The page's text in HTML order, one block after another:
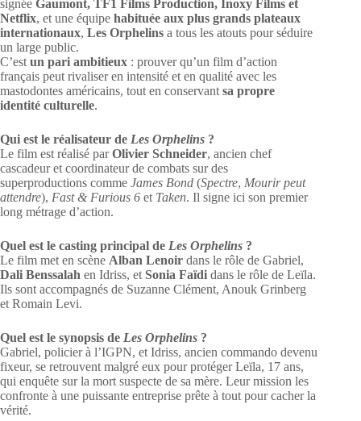
signée Gaumont, TF1 Films Production, Inoxy Films et
Netflix, et une équipe habituée aux plus grands plateaux
internationaux, Les Orphelins a tous les atouts pour séduire
un large public.
C’est un pari ambitieux : prouver qu’un film d’action
français peut rivaliser en intensité et en qualité avec les
mastodontes américains, tout en conservant sa propre
identité culturelle.
Qui est le réalisateur de Les Orphelins ?
Le film est réalisé parOlivier Schneider, ancien chef
cascadeur et coordinateur de combats sur des
superproductions comme James Bond (Spectre, Mourir peut
attendre), Fast & Furious 6 et Taken. Il signe ici son premier
long métrage d’action.
Quel est le casting principal de Les Orphelins ?
Le film met en scène Alban Lenoir dans le rôle de Gabriel,
Dali Benssalah en Idriss, et Sonia Faïdi dans le rôle de Leïla.
Ils sont accompagnés de Suzanne Clément, Anouk Grinberg
et Romain Levi.
Quel est le synopsis de Les Orphelins ?
Gabriel, policier à l’IGPN, et Idriss, ancien commando devenu
fixeur, se retrouvent malgré eux pour protéger Leïla, 17 ans,
qui enquête sur la mort suspecte de sa mère. Leur mission les
confronte à une puissante entreprise prête à tout pour cacher la
vérité.